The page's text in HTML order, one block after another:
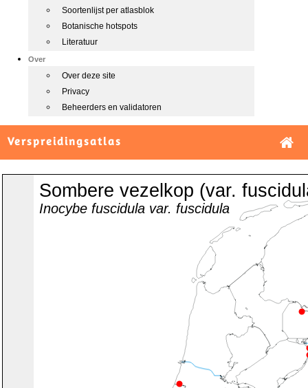
Soortenlijst per atlasblok
Botanische hotspots
Literatuur
Over
Over deze site
Privacy
Beheerders en validatoren
Verspreidingsatlas